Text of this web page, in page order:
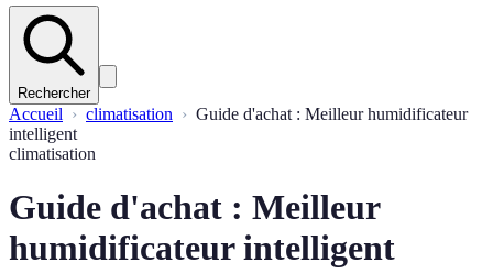
Rechercher
Accueil climatisation
Guide d'achat : Meilleur humidificateur
intelligent
climatisation
Guide d'achat : Meilleur
humidificateur intelligent